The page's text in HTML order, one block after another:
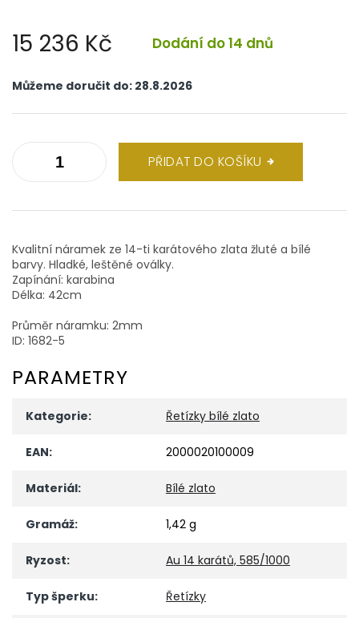
15 236 Kč Dodání do 14 dnů
cena:
Můžeme doručit do: 28.8.2026
PŘIDAT DO KOŠÍKU
Kvalitní náramek ze 14-ti karátového zlata žluté a bílé
barvy. Hladké, leštěné oválky.
Zapínání: karabina
Délka: 42cm
Průměr náramku: 2mm
ID: 1682-5
PARAMETRY
Kategorie: Řetízky bílé zlato
EAN: 2000020100009
Materiál: Bílé zlato
Gramáž: 1,42 g
Ryzost: Au 14 karátů, 585/1000
Typ šperku: Řetízky